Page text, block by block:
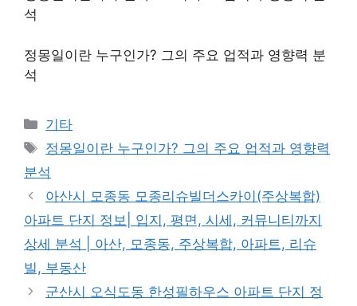
석
정몽일이란 누구인가? 그의 주요 업적과 영향력 분
석
Categories
기타
Tags
정몽일이란 누구인가? 그의 주요 업적과 영향력
분석
아산시 모종동 모종리슈빌더스카이(주상복합)
아파트 단지 정보| 입지, 평면, 시세, 커뮤니티까지
상세 분석 | 아산, 모종동, 주상복합, 아파트, 리슈
빌, 부동산
군산시 오식도동 한성필하우스 아파트 단지 정